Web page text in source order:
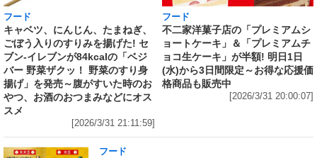
フード
キャベツ、にんじん、たまねぎ、
ごぼう入りのすりみを揚げた! セ
ブン‐イレブンが84kcalの「ベジ
バー 野菜ザクッ！ 野菜のすり身
揚げ」を発売～腹がすいた時のお
やつ、お酒のおつまみなどにオス
スメ
[2026/3/31 21:11:59]
フード
不二家洋菓子店の「プレミアムシ
ョートケーキ」＆「プレミアムチ
ョコ生ケーキ」が半額! 明日1日
(水)から3日間限定～お得な応援価
格商品も販売中
[2026/3/31 20:00:07]
フード